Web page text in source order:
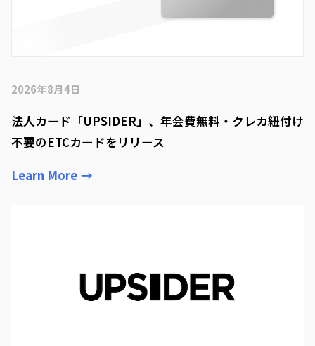
2026年8月4日
法人カード「UPSIDER」、年会費無料・クレカ紐付け
不要のETCカードをリリース
Learn More →